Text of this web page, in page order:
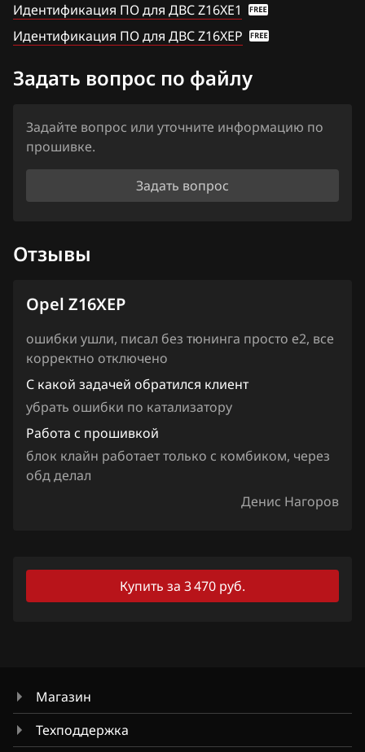
Haima
Honda
Hyundai
Infiniti
Isuzu
Iveco
Jaecoo
Jaguar
Lancia
Идентификация ПО для ДВС Z16XE1
Идентификация ПО для ДВС Z16XEP
Задать вопрос по файлу
Задайте вопрос или уточните информацию по
прошивке.
Задать вопрос
Отзывы
Opel Z16XEP
ошибки ушли, писал без тюнинга просто е2, все
корректно отключено
С какой задачей обратился клиент
убрать ошибки по катализатору
Работа с прошивкой
блок клайн работает только с комбиком, через
обд делал
Денис Нагоров
Купить за 3 470 руб.
Магазин
Техподдержка